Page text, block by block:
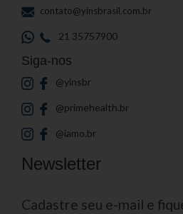
contato@yinsbrasil.com.br
21 35757900
Siga-nos
@yinsbr
@primehealth.br
@iamo.br
Newsletter
Cadastre seu e-mail e